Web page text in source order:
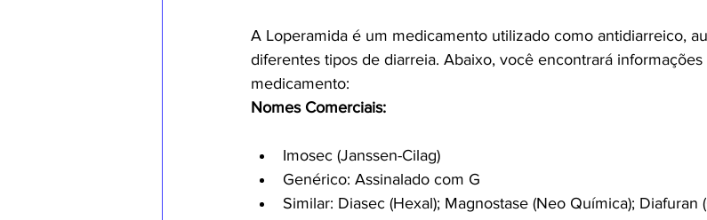
A Loperamida é um medicamento utilizado como antidiarreico,
diferentes tipos de diarreia. Abaixo, você encontrará
medicamento:
Nomes Comerciais:
Imosec (Janssen-Cilag)
Genérico: Assinalado com G
Similar: Diasec (Hexal); Magnostase (Neo Química); Diafuran